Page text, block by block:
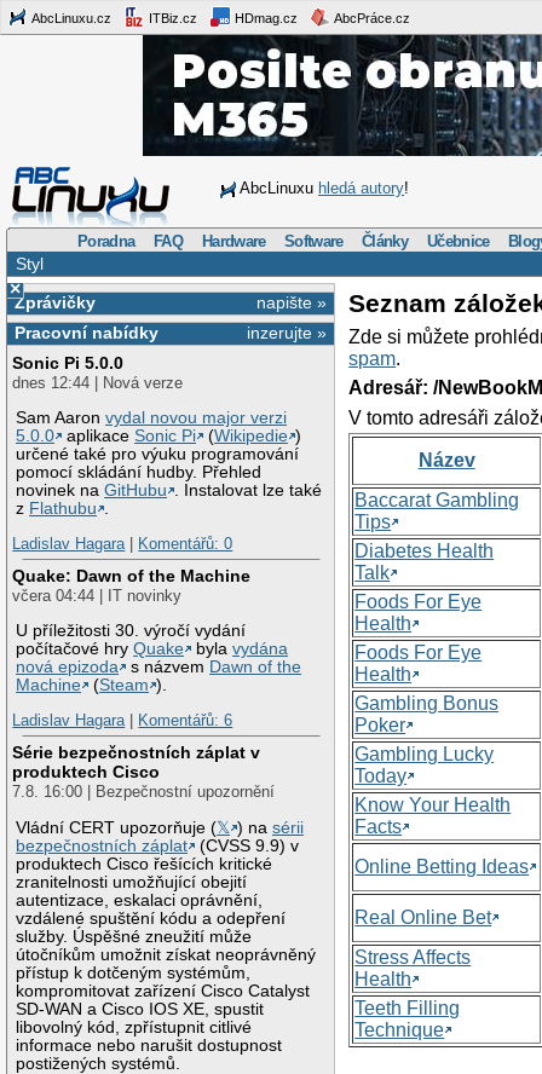
AbcLinuxu.cz ITBiz.cz HDmag.cz AbcPráce.cz
AbcLinuxu hledá autory!
Poradna FAQ Hardware Software Články Učebnice
Styl
×
napište »
Zprávičky
inzerujte »
Pracovní nabídky
Sonic Pi 5.0.0
dnes 12:44 | Nová verze
Sam Aaronvydal novou major verzi
5.0.0
aplikaceSonic Pi (Wikipedie )
určené také pro výuku programování
pomocí skládání hudby. Přehled
novinek naGitHubu
. Instalovat lze také
z Flathubu
Ladislav Hagara| Komentářů: 0
Quake: Dawn of the Machine
včera 04:44 | IT novinky
U příležitosti 30. výročí vydání
počítačové hryQuake bylavydána
nová epizoda
s názvem Dawn of the
Machine
(Steam ).
Ladislav Hagara| Komentářů: 6
Série bezpečnostních záplat v
produktech Cisco
7.8. 16:00 | Bezpečnostní upozornění
Vládní CERT upozorňuje (𝕏 ) nasérii
bezpečnostních záplat
(CVSS 9.9) v
produktech Cisco řešících kritické
zranitelnosti umožňující obejití
autentizace, eskalaci oprávnění,
vzdálené spuštění kódu a odepření
služby. Úspěšné zneužití může
útočníkům umožnit získat neoprávněný
přístup k dotčeným systémům,
kompromitovat zařízení Cisco Catalyst
SD-WAN a Cisco IOS XE, spustit
libovolný kód, zpřístupnit citlivé
informace nebo narušit dostupnost
postižených systémů.
Seznam
Zde si můžete
spam.
Adresář: /
V tomto adresáři
Název
Baccarat Gambling
Tips
Diabetes Health
Talk
Foods For Eye
Health
Foods For Eye
Health
Gambling Bonus
Poker
Gambling Lucky
Today
Know Your Health
Facts
Online Betting Ideas
Real Online Bet
Stress Affects
Health
Teeth Filling
Technique